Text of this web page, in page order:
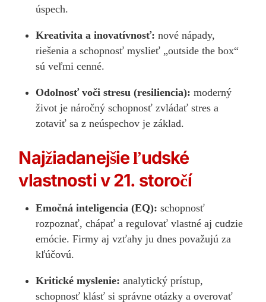
úspech.
Kreativita a inovatívnosť:nové nápady,
riešenia a schopnosť myslieť „outside the box“
sú veľmi cenné.
Odolnosť voči stresu (resiliencia):moderný
život je náročný schopnosť zvládať stres a
zotaviť sa z neúspechov je základ.
Najžiadanejšie ľudské
vlastnosti v 21. storočí
Emočná inteligencia (EQ):schopnosť
rozpoznať, chápať a regulovať vlastné aj cudzie
emócie. Firmy aj vzťahy ju dnes považujú za
kľúčovú.
Kritické myslenie:analytický prístup,
schopnosť klásť si správne otázky a overovať